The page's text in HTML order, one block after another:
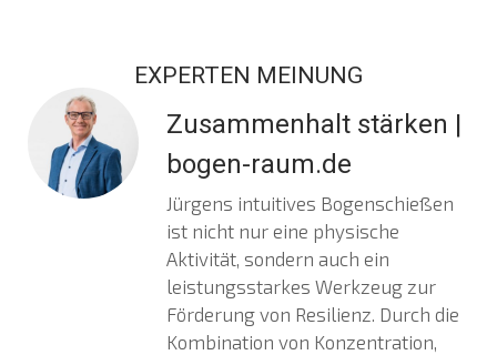
EXPERTEN MEINUNG
Zusammenhalt stärken |
bogen-raum.de
Jürgens intuitives Bogenschießen
ist nicht nur eine physische
Aktivität, sondern auch ein
leistungsstarkes Werkzeug zur
Förderung von Resilienz. Durch die
Kombination von Konzentration,